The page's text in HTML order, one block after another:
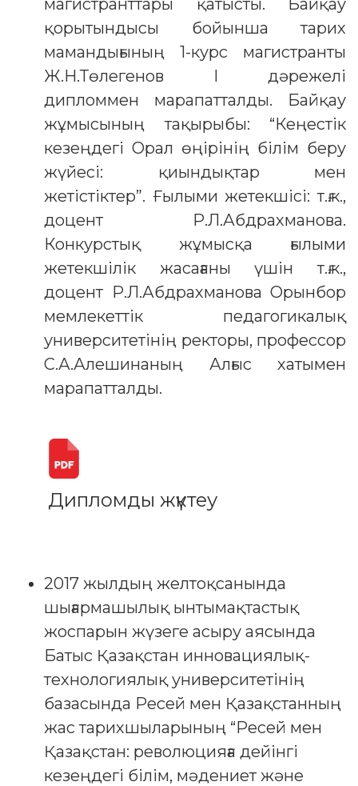
қорытындысы бойынша тарих
мамандығының 1-курс магистранты
Ж.Н.Төлегенов І дәрежелі
дипломмен марапатталды. Байқау
жұмысының тақырыбы: “Кеңестік
кезеңдегі Орал өңірінің білім беру
жүйесі: қиындықтар мен
жетістіктер”. Ғылыми жетекшісі: т.ғ.к.,
доцент Р.Л.Абдрахманова.
Конкурстық жұмысқа ғылыми
жетекшілік жасағаны үшін т.ғ.к.,
доцент Р.Л.Абдрахманова Орынбор
мемлекеттік педагогикалық
университетінің ректоры, профессор
С.А.Алешинаның Алғыс хатымен
марапатталды.
Дипломды жүктеу
2017 жылдың желтоқсанында
шығармашылық ынтымақтастық
жоспарын жүзеге асыру аясында
Батыс Қазақстан инновациялық-
технологиялық университетінің
базасында Ресей мен Қазақстанның
жас тарихшыларының “Ресей мен
Қазақстан: революцияға дейінгі
кезеңдегі білім, мәдениет және